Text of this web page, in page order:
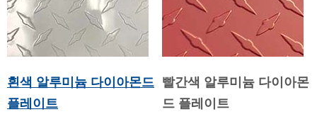
흰색 알루미늄 다이아몬드
플레이트
빨간색 알루미늄 다이아몬
드 플레이트